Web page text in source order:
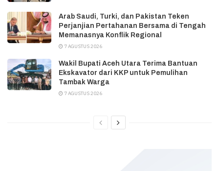
Arab Saudi, Turki, dan Pakistan Teken
Perjanjian Pertahanan Bersama di Tengah
Memanasnya Konflik Regional
7 AGUSTUS 2026
Wakil Bupati Aceh Utara Terima Bantuan
Ekskavator dari KKP untuk Pemulihan
Tambak Warga
7 AGUSTUS 2026